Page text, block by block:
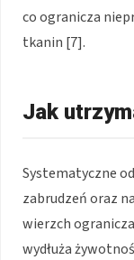
co ogranicza
tkanin [7].
Jak
Systematyczne
zabrudzeń oraz
wierzch
wydłuża